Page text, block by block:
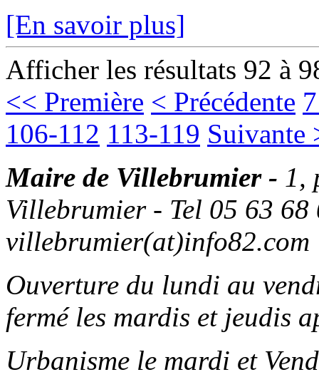
[En savoir plus]
Afficher les résultats 92 à
<< Première < Précédente
106-112 113-119 Suivante
Maire de Villebrumier - 1,
Villebrumier - Tel 05 63
villebrumier(at)info82.com
Ouverture du lundi au
fermé les mardis et jeudis
Urbanisme le mardi et